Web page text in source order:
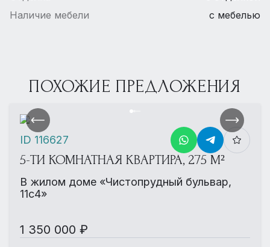
Наличие мебели
с мебелью
ПОХОЖИЕ ПРЕДЛОЖЕНИЯ
5-ТИ КОМНАТНАЯ КВАРТИРА, 275 М²
В жилом доме «Чистопрудный бульвар,
11с4»
1 350 000 ₽
ID 116627